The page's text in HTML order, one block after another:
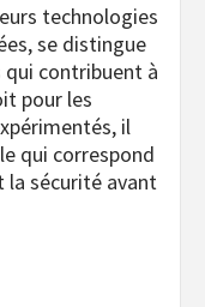
technologies
se distingue
contribuent à
pour les
il
qui correspond
la sécurité avant